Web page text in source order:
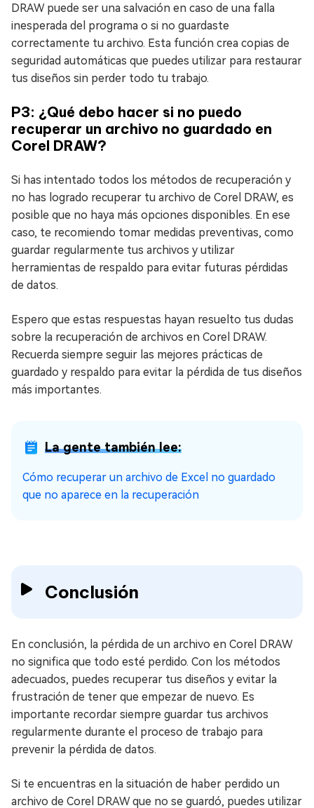
DRAW puede ser una salvación en caso de una falla
inesperada del programa o si no guardaste
correctamente tu archivo. Esta función crea copias de
seguridad automáticas que puedes utilizar para restaurar
tus diseños sin perder todo tu trabajo.
P3: ¿Qué debo hacer si no puedo
recuperar un archivo no guardado en
Corel DRAW?
Si has intentado todos los métodos de recuperación y
no has logrado recuperar tu archivo de Corel DRAW, es
posible que no haya más opciones disponibles. En ese
caso, te recomiendo tomar medidas preventivas, como
guardar regularmente tus archivos y utilizar
herramientas de respaldo para evitar futuras pérdidas
de datos.
Espero que estas respuestas hayan resuelto tus dudas
sobre la recuperación de archivos en Corel DRAW.
Recuerda siempre seguir las mejores prácticas de
guardado y respaldo para evitar la pérdida de tus diseños
más importantes.
La gente también lee:
Cómo recuperar un archivo de Excel no guardado
que no aparece en la recuperación
Conclusión
En conclusión, la pérdida de un archivo en Corel DRAW
no significa que todo esté perdido. Con los métodos
adecuados, puedes recuperar tus diseños y evitar la
frustración de tener que empezar de nuevo. Es
importante recordar siempre guardar tus archivos
regularmente durante el proceso de trabajo para
prevenir la pérdida de datos.
Si te encuentras en la situación de haber perdido un
archivo de Corel DRAW que no se guardó, puedes utilizar